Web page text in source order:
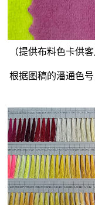
（提供布料色卡供
根据图稿的潘通色